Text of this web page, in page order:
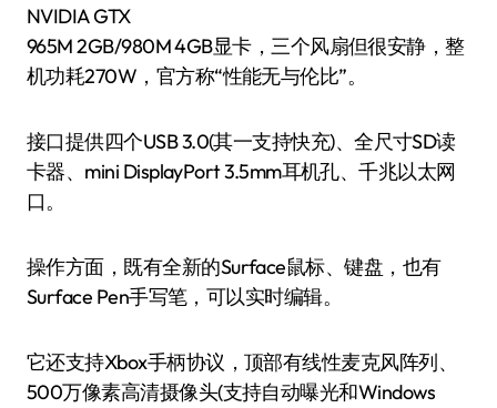
NVIDIA GTX
965M 2GB/980M 4GB显卡，三个风扇但很安静，整
机功耗270W，官方称“性能无与伦比”。
接口提供四个USB 3.0(其一支持快充)、全尺寸SD读
卡器、mini DisplayPort 3.5mm耳机孔、千兆以太网
口。
操作方面，既有全新的Surface鼠标、键盘，也有
Surface Pen手写笔，可以实时编辑。
它还支持Xbox手柄协议，顶部有线性麦克风阵列、
500万像素高清摄像头(支持自动曝光和Windows